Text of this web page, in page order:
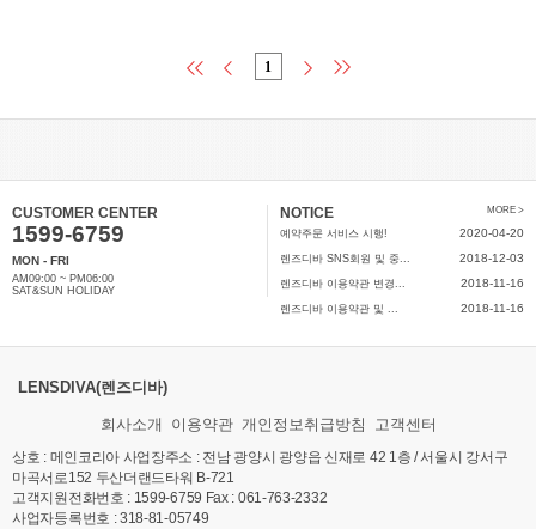
1
CUSTOMER CENTER
1599-6759
MON - FRI
AM09:00 ~ PM06:00
SAT&SUN HOLIDAY
NOTICE MORE >
예약주문 서비스 시행! 2020-04-20
렌즈디바 SNS회원 및 중... 2018-12-03
렌즈디바 이용약관 변경... 2018-11-16
렌즈디바 이용약관 및 ... 2018-11-16
LENSDIVA(렌즈디바)
회사소개 이용약관 개인정보취급방침 고객센터
상호 : 메인코리아 사업장주소 : 전남 광양시 광양읍 신재로 42 1층 / 서울시 강서구
마곡서로152 두산더랜드타워 B-721
고객지원전화번호 : 1599-6759 Fax : 061-763-2332
사업자등록번호 : 318-81-05749